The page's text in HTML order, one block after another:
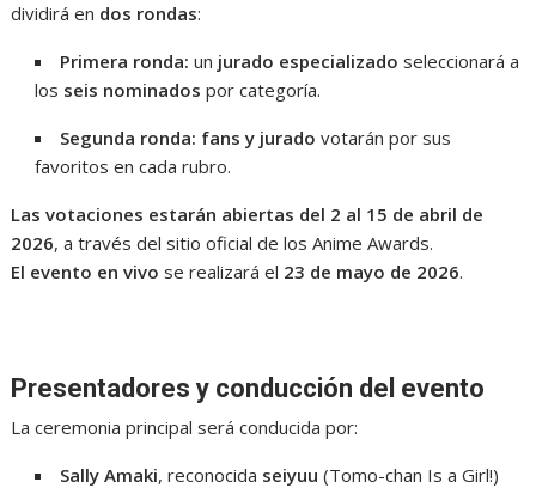
dividirá en dos rondas:
Primera ronda: un jurado especializado seleccionará a
los seis nominados por categoría.
Segunda ronda: fans y jurado votarán por sus
favoritos en cada rubro.
Las votaciones estarán abiertas del 2 al 15 de abril de
2026, a través del sitio oficial de los Anime Awards.
El evento en vivo se realizará el 23 de mayo de 2026.
Presentadores y conducción del evento
La ceremonia principal será conducida por:
Sally Amaki, reconocida seiyuu (Tomo-chan Is a Girl!)